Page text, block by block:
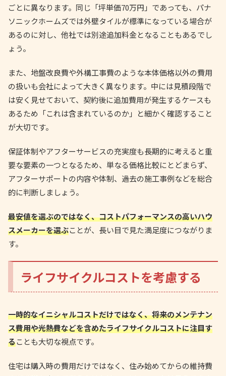
ごとに異なります。同じ「坪単価70万円」であっても、パナ
ソニックホームズでは外壁タイルが標準になっている場合が
あるのに対し、他社では別途追加料金となることもあるでし
ょう。
また、地盤改良費や外構工事費のような本体価格以外の費用
の扱いも会社によって大きく異なります。中には見積段階で
は安く見せておいて、契約後に追加費用が発生するケースも
あるため「これは含まれているのか」と細かく確認すること
が大切です。
保証体制やアフターサービスの充実度も長期的に考えると重
要な要素の一つとなるため、単なる価格比較にとどまらず、
アフターサポートの内容や体制、過去の施工事例などを総合
的に判断しましょう。
最安値を選ぶのではなく、コストパフォーマンスの高いハウ
スメーカーを選ぶことが、長い目で見た満足度につながりま
す。
ライフサイクルコストを考慮する
一時的なイニシャルコストだけではなく、将来のメンテナン
ス費用や光熱費などを含めたライフサイクルコストに注目す
ることも大切な視点です。
住宅は購入時の費用だけではなく、住み始めてからの維持費